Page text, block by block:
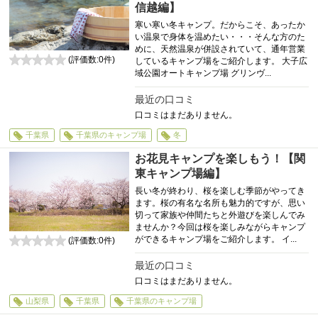
信越編】
寒い寒い冬キャンプ。だからこそ、あったか
い温泉で身体を温めたい・・・そんな方のた
めに、天然温泉が併設されていて、通年営業
しているキャンプ場をご紹介します。 大子広
域公園オートキャンプ場 グリンヴ...
最近の口コミ
口コミはまだありません。
(評価数:0件)
千葉県 千葉県のキャンプ場 冬
お花見キャンプを楽しもう！【関
東キャンプ場編】
長い冬が終わり、桜を楽しむ季節がやってき
ます。桜の有名な名所も魅力的ですが、思い
切って家族や仲間たちと外遊びを楽しんでみ
ませんか？今回は桜を楽しみながらキャンプ
ができるキャンプ場をご紹介します。 イ...
最近の口コミ
口コミはまだありません。
(評価数:0件)
山梨県 千葉県 千葉県のキャンプ場